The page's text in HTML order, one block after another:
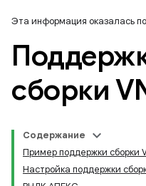
Эта информация оказалась
сборки
Содержание
Пример поддержки сборки
Настройка поддержки